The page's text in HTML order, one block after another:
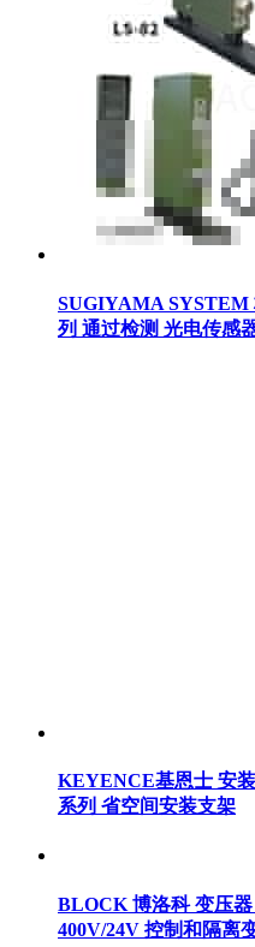
SUGIYAMA SYSTEM
列 通过检测 光电传感
KEYENCE基恩士 安
系列 省空间安装支架
BLOCK 博洛科 变压器
400V/24V 控制和隔离